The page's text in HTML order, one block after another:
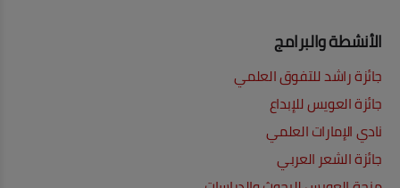
الأنشطة والبرامج
جائزة راشد للتفوق العلمي
جائزة العويس للإبداع
نادي الإمارات العلمي
جائزة الشعر العربي